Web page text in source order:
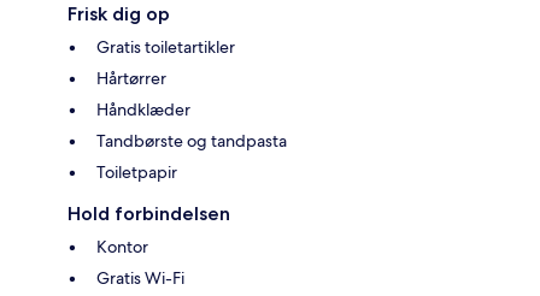
Frisk dig op
Gratis toiletartikler
Hårtørrer
Håndklæder
Tandbørste og tandpasta
Toiletpapir
Hold forbindelsen
Kontor
Gratis Wi-Fi